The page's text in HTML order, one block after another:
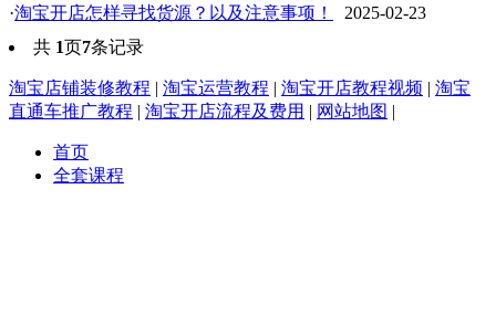
·淘宝开店怎样寻找货源？以及注意事项！
2025-02-23
共 1页7条记录
淘宝店铺装修教程 | 淘宝运营教程 | 淘宝开店教程视频 | 淘宝
直通车推广教程 | 淘宝开店流程及费用 | 网站地图 |
首页
全套课程